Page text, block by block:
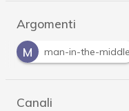
Argomenti
P
Privacy R
Canali